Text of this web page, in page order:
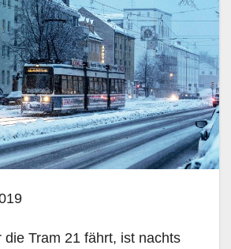
die Tram 21 fährt, ist nachts